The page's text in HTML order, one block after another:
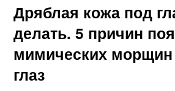
Дряблая кожа под
делать. 5 причин
мимических морщин
глаз